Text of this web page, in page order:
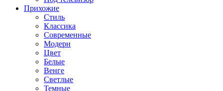
Прихожие
Стиль
Классика
Современные
Модерн
Цвет
Белые
Венге
Светлые
Темные